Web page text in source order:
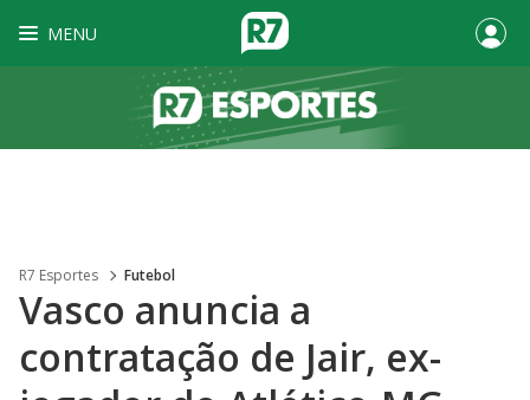
MENU
R7 Esportes Futebol
Vasco anuncia a
contratação de Jair, ex-